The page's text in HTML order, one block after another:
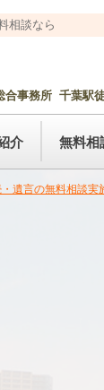
相談なら
合事務所 千葉駅
介 無料相
遺言の無料相談実